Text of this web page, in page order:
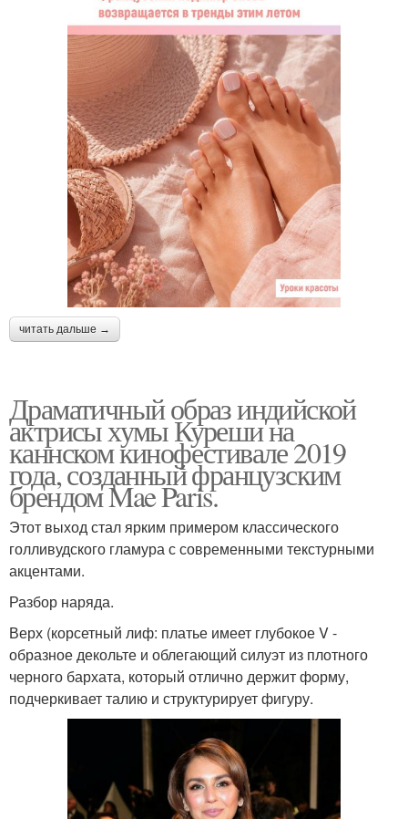
читать дальше →
Драматичный образ индийской
актрисы хумы Куреши на
каннском кинофестивале 2019
года, созданный французским
брендом Mae Paris.
Этот выход стал ярким примером классического
голливудского гламура с современными текстурными
акцентами.
Разбор наряда.
Верх (корсетный лиф: платье имеет глубокое V -
образное декольте и облегающий силуэт из плотного
черного бархата, который отлично держит форму,
подчеркивает талию и структурирует фигуру.